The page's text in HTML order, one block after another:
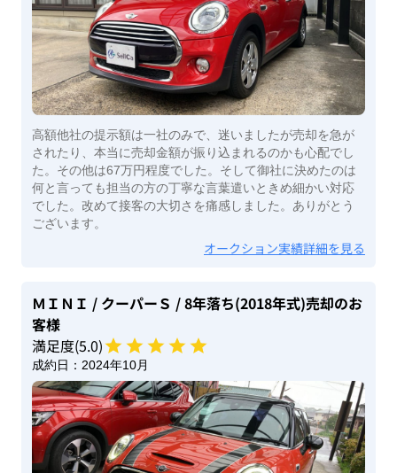
高額他社の提示額は一社のみで、迷いましたが売却を急が
されたり、本当に売却金額が振り込まれるのかも心配でし
た。その他は67万円程度でした。そして御社に決めたのは
何と言っても担当の方の丁寧な言葉遣いときめ細かい対応
でした。改めて接客の大切さを痛感しました。ありがとう
ございます。
オークション実績詳細を見る
ＭＩＮＩ / クーパーＳ / 8年落ち(2018年式)売却のお
客様
満足度(5.0)
成約日： 2024年10月